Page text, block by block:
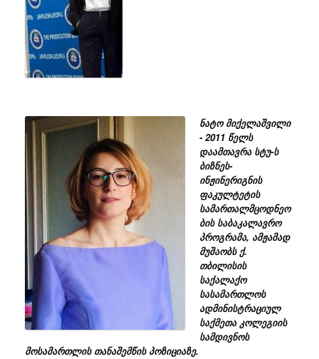
ნატო მიქელაშვილი
- 2011 წელს
დაამთავრა სტუ-ს
ბიზნეს-
ინჟინერიგნის
ფაკულტეტის
სამართალმცოდნეო
ბის საბაკალავრო
პროგრამა, ამჟამად
მუშაობს ქ.
თბილისის
საქალაქო
სასამართლოს
ადმინისტრაციულ
საქმეთა კოლეგიის
სამდივნოს
მოსამართლის თანაშემწის პოზიციაზე.